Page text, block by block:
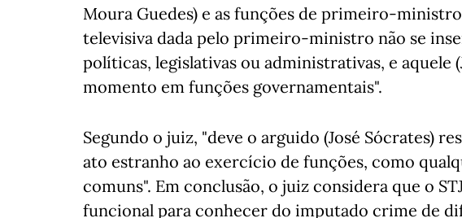
Moura Guedes) e as funções de primeiro-
televisiva dada pelo primeiro-ministro não se
políticas, legislativas ou administrativas, e aquele
momento em funções governamentais".
Segundo o juiz, "deve o arguido (José Sócrates)
ato estranho ao exercício de funções, como
comuns". Em conclusão, o juiz considera que o
funcional para conhecer do imputado crime de